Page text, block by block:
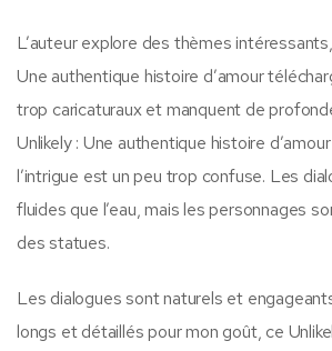
L’auteur explore des thèmes
Une authentique histoire d’amour
trop caricaturaux et manquent de
Unlikely : Une authentique histoire
l’intrigue est un peu trop confuse. Les
fluides que l’eau, mais les personnages
des statues.
Les dialogues sont naturels et
longs et détaillés pour mon goût, ce